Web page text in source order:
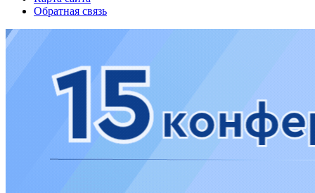
Обратная связь